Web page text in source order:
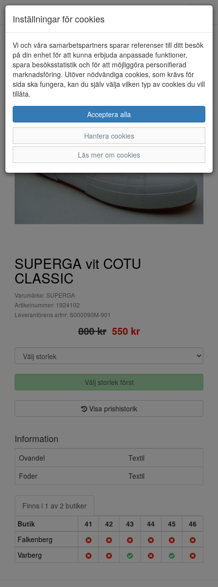
HEM SUPERGA
SUPERGA vit COTU
CLASSIC
Varumärke: SUPERGA
Artikelnummer: 1924102
Leverantörens artnr: S000090M-901
800 kr 550 kr
Välj storlek först
Visa prishistorik
Information
Ovandel
Textil
Foder
Textil
Finns i 1 av 2 butiker
Butik
41 42 43 44 45
46
Falkenberg
Varberg
Inställningar för cookies
Vi och våra samarbetspartners sparar referenser till ditt besök
på din enhet för att kunna erbjuda anpassade funktioner,
spara besöksstatistik och för att möjliggöra personifierad
marknadsföring. Utöver nödvändiga cookies, som krävs för
sida ska fungera, kan du själv välja vilken typ av cookies du vill
tillåta.
Acceptera alla
Hantera cookies
Läs mer om cookies